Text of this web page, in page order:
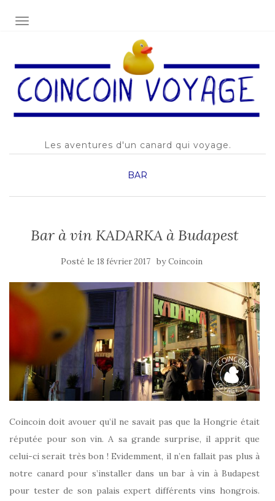
AFFICHER/MASQUER LA NAVIGATION
Les aventures d'un canard qui voyage.
BAR
Bar à vin KADARKA à Budapest
Posté le 18 février 2017 byCoincoin
Coincoin doit avouer qu’il ne savait pas que la Hongrie était
réputée pour son vin. A sa grande surprise, il apprit que
celui-ci serait très bon ! Evidemment, il n’en fallait pas plus à
notre canard pour s’installer dans un bar à vin à Budapest
pour tester de son palais expert différents vins hongrois.